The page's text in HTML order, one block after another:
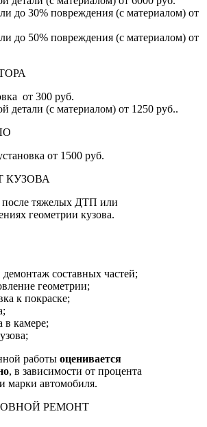
до 30% повреждения (с материалом) от
до 50% повреждения (с материалом) от
от 300 руб.
детали (с материалом) от 1250 руб..
от 1500 руб.
КУЗОВА
после тяжелых ДТП или
геометрии кузова.
демонтаж составных частей;
геометрии;
к покраске;
в камере;
работы оценивается
, в зависимости от процента
марки автомобиля.
РЕМОНТ